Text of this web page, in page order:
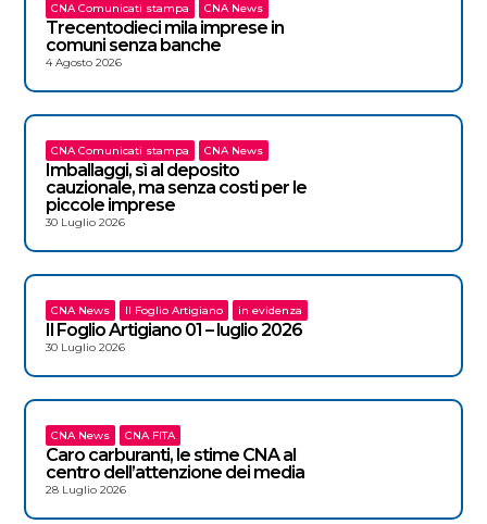
CNA Comunicati stampa CNA News
Trecentodieci mila imprese in
comuni senza banche
4 Agosto 2026
CNA Comunicati stampa CNA News
Imballaggi, sì al deposito
cauzionale, ma senza costi per le
piccole imprese
30 Luglio 2026
CNA News Il Foglio Artigiano in evidenza
Il Foglio Artigiano 01 – luglio 2026
30 Luglio 2026
CNA News CNA FITA
Caro carburanti, le stime CNA al
centro dell’attenzione dei media
28 Luglio 2026